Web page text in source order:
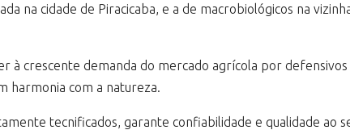
na cidade de Piracicaba, e a de macrobiológicos na
crescente demanda do mercado agrícola por
harmonia com a natureza.
tecnificados, garante confiabilidade e qualidade